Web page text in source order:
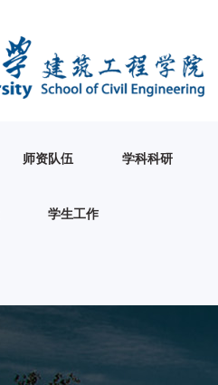
师资队伍 学科科研
学生工作